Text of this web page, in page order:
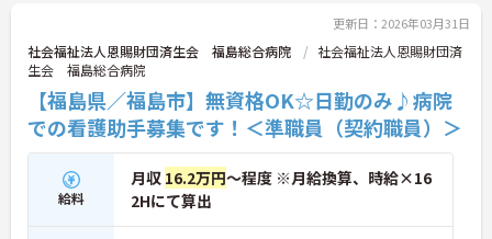
更新日：2026年03月31日
社会福祉法人恩賜財団済生会 福島総合病院
社会福祉法人恩賜財団済
生会 福島総合病院
【福島県／福島市】無資格OK☆日勤のみ♪病院
での看護助手募集です！＜準職員（契約職員）＞
給料
月収 16.2万円～程度 ※月給換算、時給×16
2Hにて算出